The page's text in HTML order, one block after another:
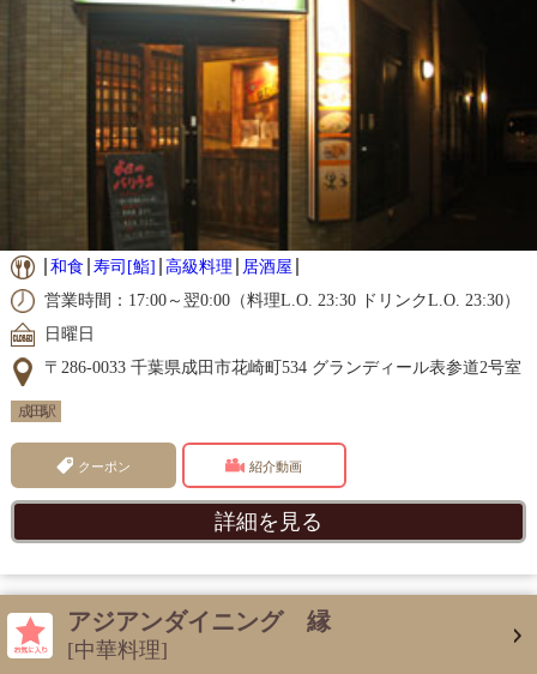
和食 寿司[鮨] 高級料理
居酒屋
営業時間：17:00～翌0:00（料理L.O. 23:30 ドリンクL.O. 23:30）
日曜日
〒286-0033 千葉県成田市花崎町534 グランディール表参道2号室
成田駅
クーポン 紹介動画
詳細を見る
アジアンダイニング 縁
[中華料理]